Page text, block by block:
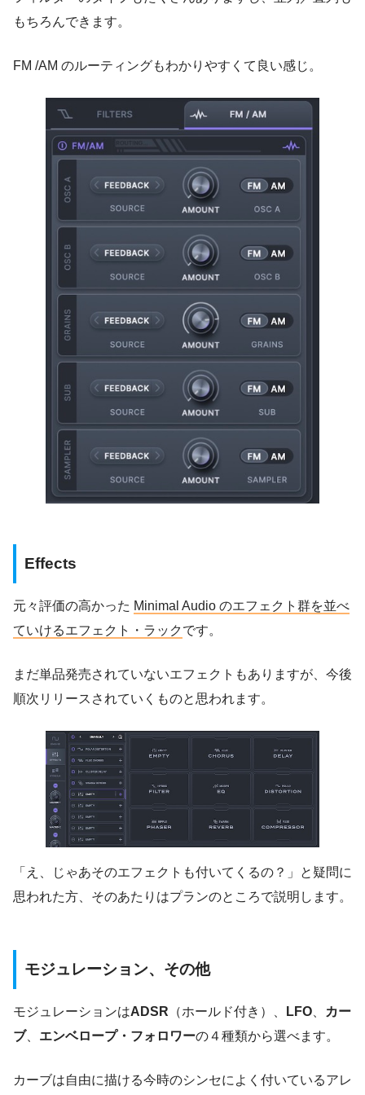
もちろんできます。
FM /AM のルーティングもわかりやすくて良い感じ。
Effects
元々評価の高かった Minimal Audio のエフェクト群を並べ
ていけるエフェクト・ラック です。
まだ単品発売されていないエフェクトもありますが、今後
順次リリースされていくものと思われます。
「え、じゃあそのエフェクトも付いてくるの？」と疑問に
思われた方、そのあたりはプランのところで説明します。
モジュレーション、その他
モジュレーションはADSR （ホールド付き）、 LFO
カー
ブ、 エンベロープ・フォロワーの４種類から選べます。
カーブは自由に描ける今時のシンセによく付いているアレ